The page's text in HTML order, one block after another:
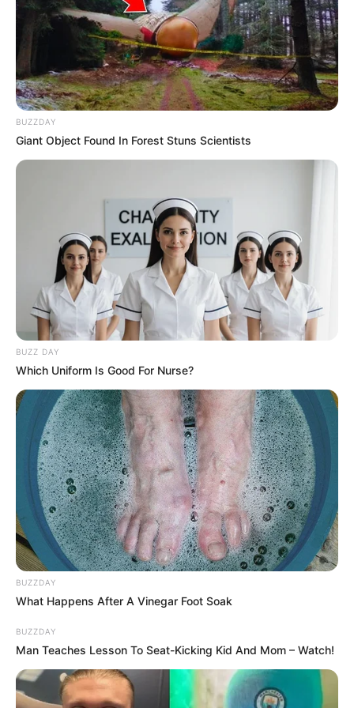
Baca juga: Biodata, Profil, dan Fakta Lee Dong Hwi
(foto: instagram/__shinyeeun)
Biodata & Profil
Nama Panggung: Shin Ye Eun
Nama Panggilan: Ye Eun
Tempat, Tanggal Lahir: Sokcho, Provinsi Gangwon, Korea
BUZZDAY
Giant Object Found In Forest Stuns Scientists
BUZZ DAY
Which Uniform Is Good For Nurse?
BUZZDAY
What Happens After A Vinegar Foot Soak
BUZZDAY
Man Teaches Lesson To Seat-Kicking Kid And Mom – Watch!